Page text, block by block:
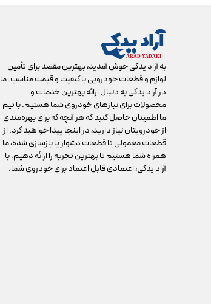
به آراد یدکی خوش آمدید، بهترین مقصد برای تأمین
لوازم و قطعات خودرویی با کیفیت و قیمت مناسب. ما
در آراد یدکی به دنبال ارائه بهترین خدمات و
محصولات برای نیازهای خودروی شما هستیم. با تیم
ما اطمینان حاصل کنید که هر آنچه که برای بهره‌مندی
از خودرویتان نیاز دارید، در اینجا پیدا خواهید کرد. از
قطعات معمولی تا قطعات دشوار یا بازسازی شده، ما
همراه شما هستیم تا بهترین تجربه را ارائه دهیم. با
آراد یدکی، اعتمادی قابل اعتماد برای خودروی شما.